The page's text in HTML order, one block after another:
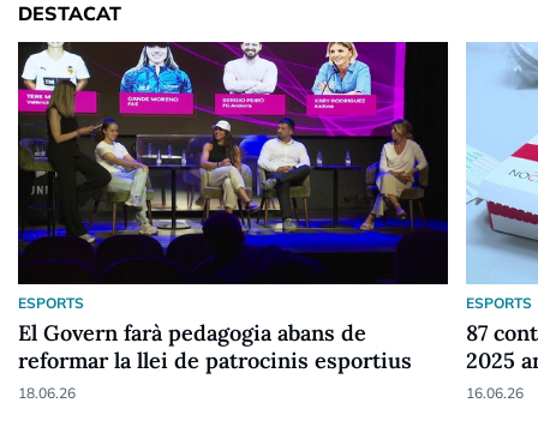
DESTACAT
ESPORTS
El Govern farà pedagogia abans de
reformar la llei de patrocinis esportius
18.06.26
ESPORTS
87
2025
16.06.26